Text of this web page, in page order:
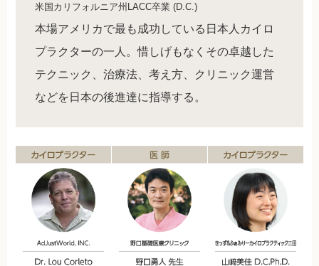
米国カリフォルニア州LACC卒業 (D.C.)
本場アメリカで最も成功している日本人カイロ
プラクターの一人。惜しげもなくその卓越した
テクニック、治療法、考え方、クリニック運営
などを日本の後進達に指導する。